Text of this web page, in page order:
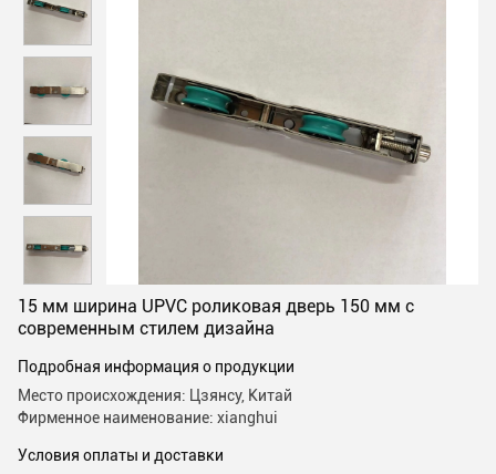
15 мм ширина UPVC роликовая дверь 150 мм с
современным стилем дизайна
Подробная информация о продукции
Место происхождения: Цзянсу, Китай
Фирменное наименование: xianghui
Условия оплаты и доставки